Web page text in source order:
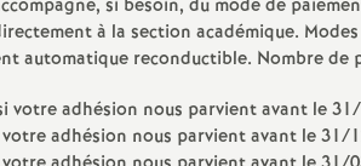
e
s
E
si besoin, du mode de
à la section académique.
automatique reconductible. Nombre de
votre adhésion nous parvient avant le
adhésion nous parvient avant le 31/